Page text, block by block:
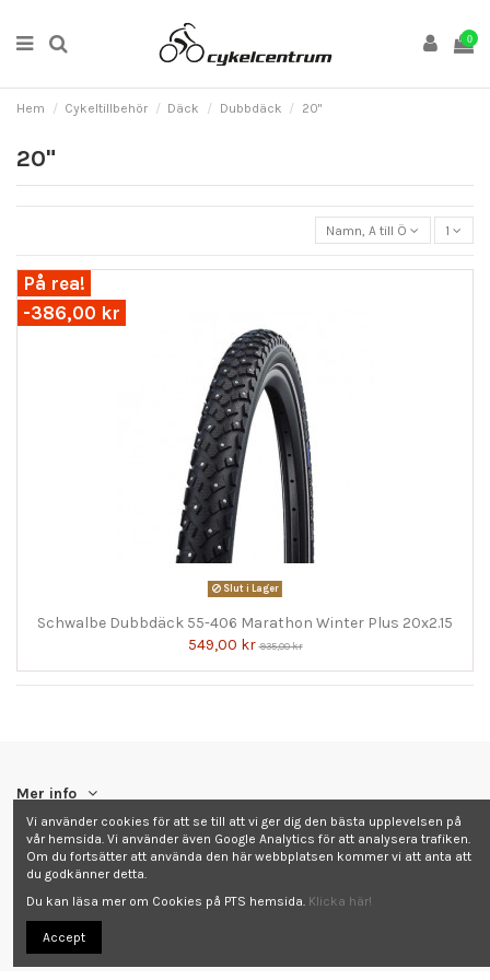
0
Hem Cykeltillbehör Däck Dubbdäck 20"
20"
Namn, A till Ö 1
På rea!
-386,00 kr
Slut i Lager
Schwalbe Dubbdäck 55-406 Marathon Winter Plus 20x2.15
549,00 kr935,00 kr
Mer info
Kontakta oss
Follow us
Vi använder cookies för att se till att vi ger dig den bästa upplevelsen på
vår hemsida. Vi använder även Google Analytics för att analysera trafiken.
Om du fortsätter att använda den här webbplatsen kommer vi att anta att
du godkänner detta.
Du kan läsa mer om Cookies på PTS hemsida. Klicka här!
Accept